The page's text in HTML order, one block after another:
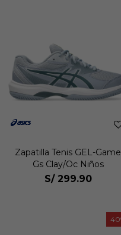
Zapatilla Tenis GEL-Game
Gs Clay/Oc Niños
S/ 299.90
40